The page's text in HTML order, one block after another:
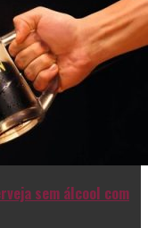
sem álcool com